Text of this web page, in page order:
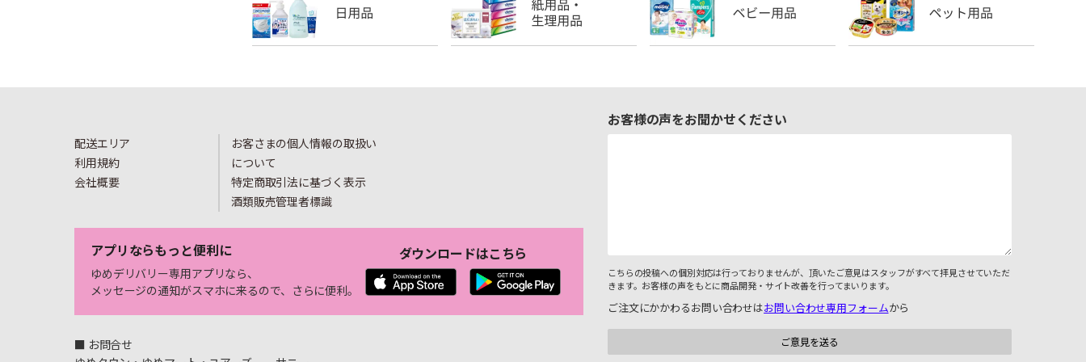
配送エリア
利用規約
会社概要
お客さまの個人情報の取扱い
について
特定商取引法に基づく表示
酒類販売管理者標識
アプリならもっと便利に
ゆめデリバリー専用アプリなら、
メッセージの通知がスマホに来るので、さらに便利。
ダウンロードはこちら
■ お問合せ
お客様の声をお聞かせください
こちらの投稿への個別対応は行っておりませんが、頂いたご意見はスタッフがすべて拝見させていただ
きます。お客様の声をもとに商品開発・サイト改善を行ってまいります。
ご注文にかかわるお問い合わせはお問い合わせ専用フォームから